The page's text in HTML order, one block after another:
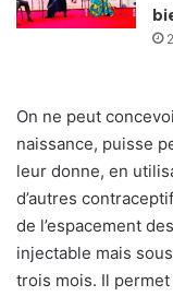
On ne peut
naissance, puisse
leur donne, en
d’autres
de l’espacement
injectable mais
trois mois. Il